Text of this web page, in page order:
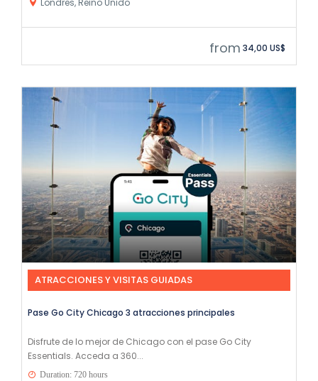
from 34,00 US$
ATRACCIONES Y VISITAS GUIADAS
Pase Go City Chicago 3 atracciones principales
Disfrute de lo mejor de Chicago con el pase Go City
Essentials. Acceda a 360...
Duration: 720 hours